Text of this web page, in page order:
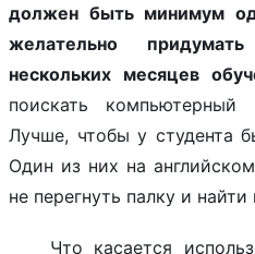
должен быть минимум
желательно
нескольких месяцев
поискать компьютерный
Лучше, чтобы у студента
Один из них на
не перегнуть палку и
Что касается